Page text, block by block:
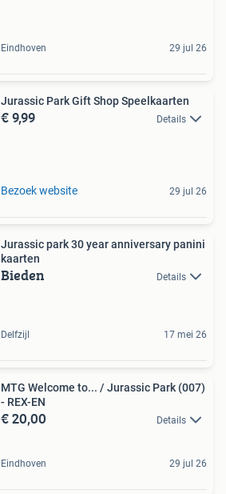
Eindhoven 29 jul 26
Jurassic Park Gift Shop Speelkaarten
€ 9,99 Details
Bezoek website 29 jul 26
Jurassic park 30 year anniversary panini
kaarten
Bieden Details
Delfzijl 17 mei 26
MTG Welcome to... / Jurassic Park (007)
- REX-EN
€ 20,00 Details
Eindhoven 29 jul 26